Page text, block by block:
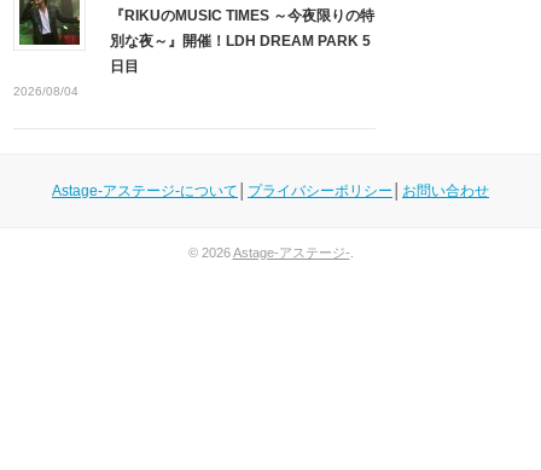
『RIKUのMUSIC TIMES ～今夜限りの特
別な夜～』開催！LDH DREAM PARK 5
日目
2026/08/04
Astage-アステージ-について プライバシーポリシー お問い合わせ
© 2026Astage-アステージ-